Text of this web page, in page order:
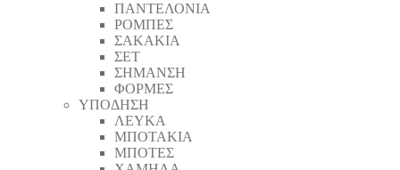
ΠΑΝΤΕΛΟΝΙΑ
ΡΟΜΠΕΣ
ΣΑΚΑΚΙΑ
ΣΕΤ
ΣΗΜΑΝΣΗ
ΦΟΡΜΕΣ
ΥΠΟΔΗΣΗ
ΛΕΥΚΑ
ΜΠΟΤΑΚΙΑ
ΜΠΟΤΕΣ